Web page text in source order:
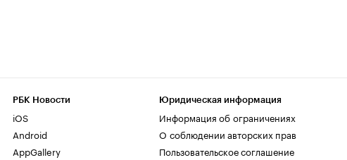
РБК Новости
iOS
Android
AppGallery
Юридическая информация
Информация об ограничениях
О соблюдении авторских прав
Пользовательское соглашение